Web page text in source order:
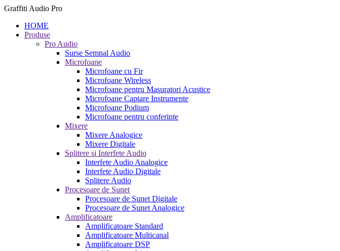
Graffiti Audio Pro
HOME
Produse
Pro Audio
Surse Semnal Audio
Microfoane
Microfoane cu Fir
Microfoane Wireless
Microfoane pentru Masuratori Acustice
Microfoane Captare Instrumente
Microfoane Podium
Microfoane pentru conferinte
Mixere
Mixere Analogice
Mixere Digitale
Splitere si Interfete Audio
Interfete Audio Analogice
Interfete Audio Digitale
Splitere Audio
Procesoare de Sunet
Procesoare de Sunet Digitale
Procesoare de Sunet Analogice
Amplificatoare
Amplificatoare Standard
Amplificatoare Multicanal
Amplificatoare DSP